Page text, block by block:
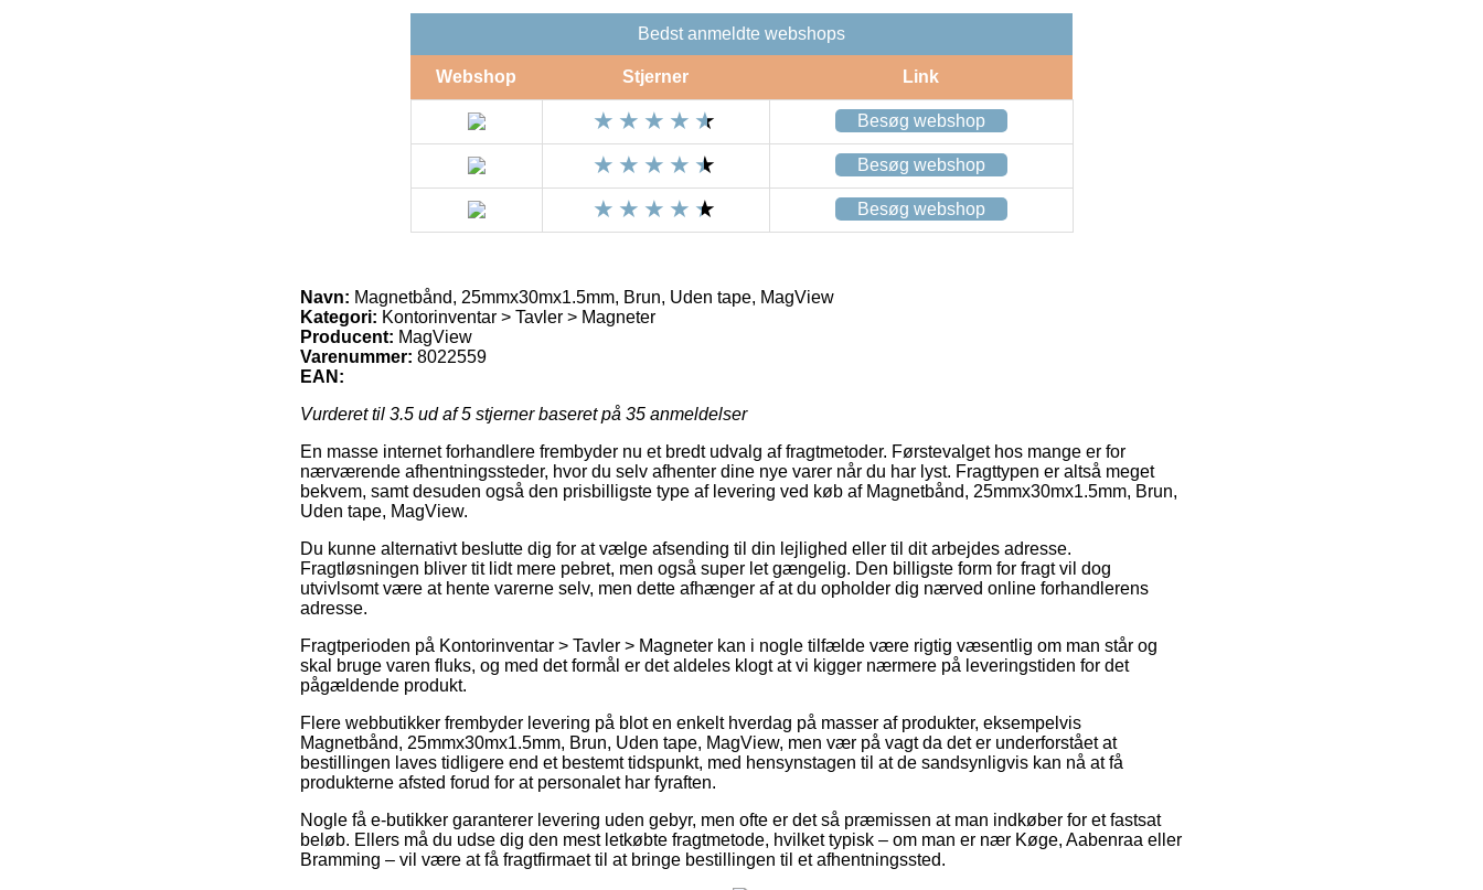
Bedst anmeldte webshops
Webshop Stjerner Link
Besøg webshop
Besøg webshop
Besøg webshop
Navn: Magnetbånd, 25mmx30mx1.5mm, Brun, Uden tape, MagView
Kategori: Kontorinventar > Tavler > Magneter
Producent: MagView
Varenummer: 8022559
EAN:
Vurderet til 3.5 ud af 5 stjerner baseret på 35 anmeldelser
En masse internet forhandlere frembyder nu et bredt udvalg af fragtmetoder. Førstevalget hos mange er for
nærværende afhentningssteder, hvor du selv afhenter dine nye varer når du har lyst. Fragttypen er altså meget
bekvem, samt desuden også den prisbilligste type af levering ved køb af Magnetbånd, 25mmx30mx1.5mm, Brun,
Uden tape, MagView.
Du kunne alternativt beslutte dig for at vælge afsending til din lejlighed eller til dit arbejdes adresse.
Fragtløsningen bliver tit lidt mere pebret, men også super let gængelig. Den billigste form for fragt vil dog
utvivlsomt være at hente varerne selv, men dette afhænger af at du opholder dig nærved online forhandlerens
adresse.
Fragtperioden på Kontorinventar > Tavler > Magneter kan i nogle tilfælde være rigtig væsentlig om man står og
skal bruge varen fluks, og med det formål er det aldeles klogt at vi kigger nærmere på leveringstiden for det
pågældende produkt.
Flere webbutikker frembyder levering på blot en enkelt hverdag på masser af produkter, eksempelvis
Magnetbånd, 25mmx30mx1.5mm, Brun, Uden tape, MagView, men vær på vagt da det er underforstået at
bestillingen laves tidligere end et bestemt tidspunkt, med hensynstagen til at de sandsynligvis kan nå at få
produkterne afsted forud for at personalet har fyraften.
Nogle få e-butikker garanterer levering uden gebyr, men ofte er det så præmissen at man indkøber for et fastsat
beløb. Ellers må du udse dig den mest letkøbte fragtmetode, hvilket typisk – om man er nær Køge, Aabenraa eller
Bramming – vil være at få fragtfirmaet til at bringe bestillingen til et afhentningssted.